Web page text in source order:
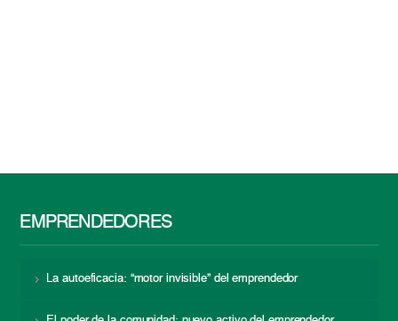
EMPRENDEDORES
La autoeficacia: “motor invisible” del emprendedor